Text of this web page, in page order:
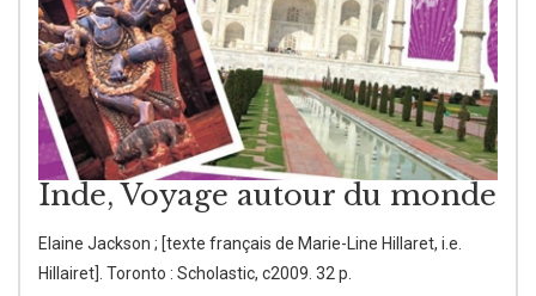
Inde, Voyage autour du monde
Elaine Jackson ; [texte français de Marie-Line Hillaret, i.e.
Hillairet]. Toronto : Scholastic, c2009. 32 p.